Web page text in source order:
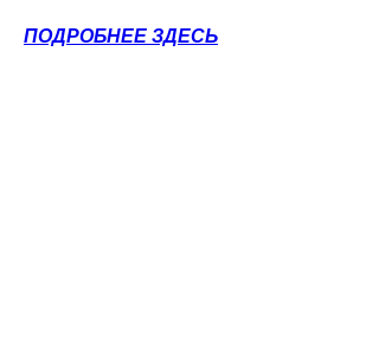
ПОДРОБНЕЕ ЗДЕСЬ